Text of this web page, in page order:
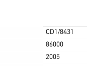
CD1/8431
86000
2005